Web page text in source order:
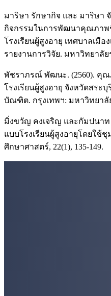
มาริษา รักษากิจ และ มาริษา
กิจกรรมในการพัฒนาคุณภาพ
โรงเรียนผู้สูงอายุ เทศบาลเมือ
รายงานการวิจัย. มหาวิทยาลั
พัชราภรณ์ พัฒนะ. (2560). คุณ
โรงเรียนผู้สูงอายุ จังหวัดสระ
บัณฑิต. กรุงเทพฯ: มหาวิทยาลั
มิ่งขวัญ คงเจริญ และกัมปนา
แบบโรงเรียนผู้สูงอายุโดยใช้
ศึกษาศาสตร์, 22(1), 135-149.